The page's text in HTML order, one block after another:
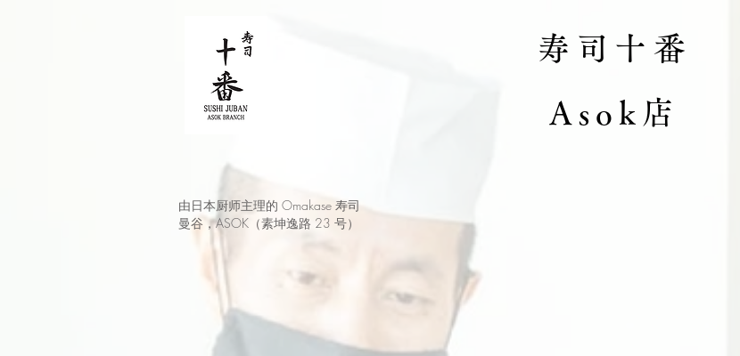
寿司十番
Asok店
由日本厨师主理的 Omakase 寿司
曼谷，ASOK（素坤逸路 23 号）